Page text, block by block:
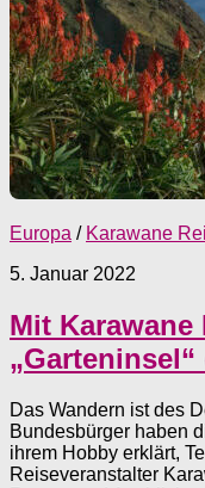
Europa / Karawane
5. Januar 2022
Mit
Das Wandern ist des
Bundesbürger haben
ihrem Hobby erklärt,
Reiseveranstalter